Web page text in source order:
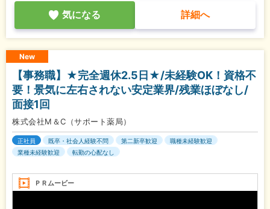
気になる 詳細へ
New
【事務職】★完全週休2.5日★/未経験OK！資格不
要！景気に左右されない安定業界/残業ほぼなし/
面接1回
株式会社M＆C（サポート薬局）
正社員 既卒・社会人経験不問 第二新卒歓迎
職種未経験歓迎
業種未経験歓迎
転勤の心配なし
ＰＲムービー